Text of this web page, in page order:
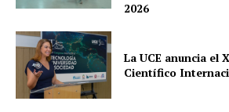
2026
La UCE anuncia el
Científico